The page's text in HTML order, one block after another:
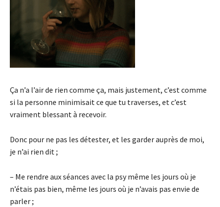
Ça n’a l’air de rien comme ça, mais justement, c’est comme
si la personne minimisait ce que tu traverses, et c’est
vraiment blessant à recevoir.
Donc pour ne pas les détester, et les garder auprès de moi,
je n’ai rien dit ;
– Me rendre aux séances avec la psy même les jours où je
n’étais pas bien, même les jours où je n’avais pas envie de
parler ;